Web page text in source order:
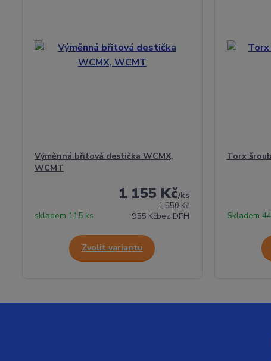
Výměnná břitová destička WCMX,
WCMT
1 550 Kč
1 155 Kč/ks
955 Kčbez DPH
skladem 115 ks
Zvolit variantu
Torx
Skladem